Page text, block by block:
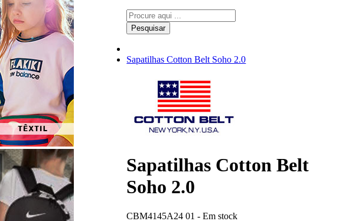
Pesquisar
Sapatilhas Cotton Belt Soho 2.0
Sapatilhas Cotton Belt
Soho 2.0
CBM4145A24 01 -Em stock